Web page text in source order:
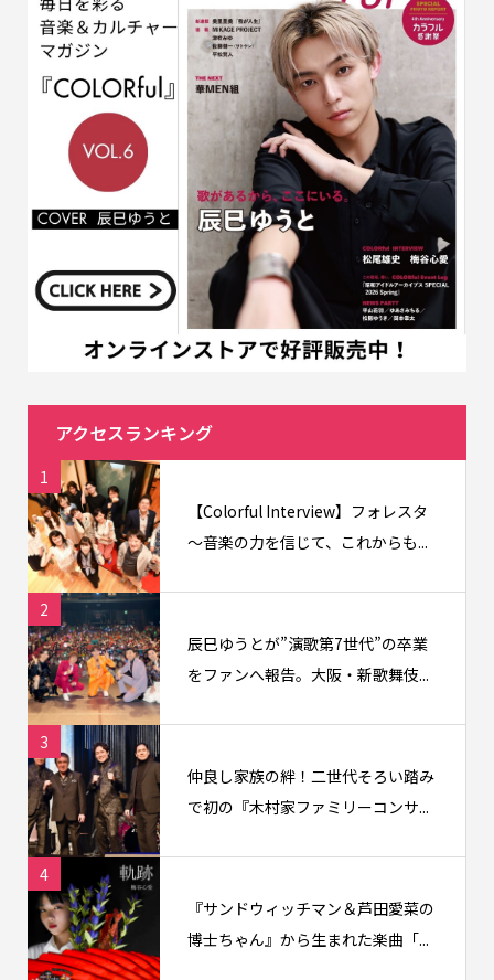
アクセスランキング
1
【Colorful Interview】フォレスタ
〜音楽の力を信じて、これからも...
2
辰巳ゆうとが”演歌第7世代”の卒業
をファンへ報告。大阪・新歌舞伎...
3
仲良し家族の絆！二世代そろい踏み
で初の『木村家ファミリーコンサ...
4
『サンドウィッチマン＆芦田愛菜の
博士ちゃん』から生まれた楽曲「...